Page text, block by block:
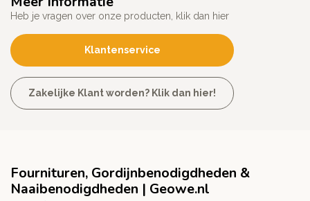
Heb je vragen over onze producten, klik dan hier
Klantenservice
Zakelijke Klant worden? Klik dan hier!
Fournituren, Gordijnbenodigdheden &
Naaibenodigdheden | Geowe.nl